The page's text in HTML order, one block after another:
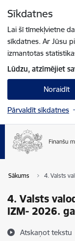
Sīkdatnes
Lai šī tīmekļvietne
sīkdatnes. Ar Jūsu
izmantotas
Lūdzu, atzīmējiet
Noraidīt
Pārvaldīt sīkdatnes
Sākums 4. Valsts
4. Valsts
IZM- 2026.
Atskaņot tekstu